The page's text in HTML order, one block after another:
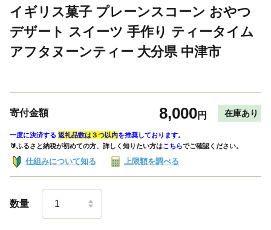
イギリス菓子 プレーンスコーン おやつ
デザート スイーツ 手作り ティータイム
アフタヌーンティー 大分県 中津市
寄付金額 8,000円 在庫あり
一度に決済する 返礼品数は３つ以内を推奨しております。
🔰ふるさと納税が初めての方、詳しく知りたい方はこちらでご確認ください。
仕組みについて知る 上限額を調べる
数量